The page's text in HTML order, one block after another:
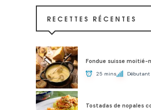
RECETTES RÉCENTES
Fondue suisse moitié-
25 mins Débutant
Tostadas de nopales